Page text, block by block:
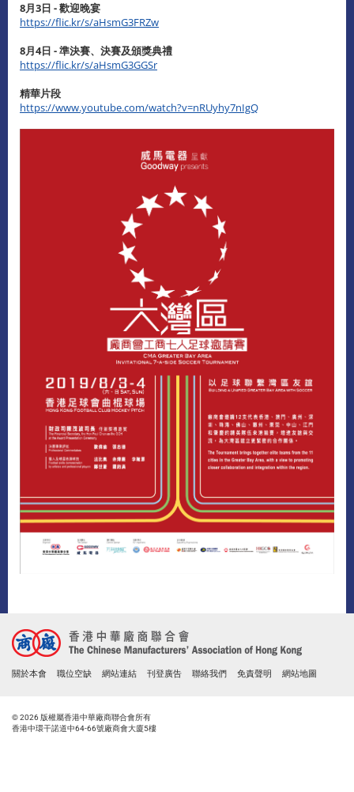
8月3日 - 歡迎晚宴
https://flic.kr/s/aHsmG3FRZw
8月4日 - 準決賽、決賽及頒獎典禮
https://flic.kr/s/aHsmG3GGSr
精華片段
https://www.youtube.com/watch?v=nRUyhy7nIgQ
關於本會 職位空缺 網站連結 刊登廣告 聯絡我們 免責聲明 網站地圖
© 2026 版權屬香港中華廠商聯合會所有
香港中環干諾道中64-66號廠商會大廈5樓